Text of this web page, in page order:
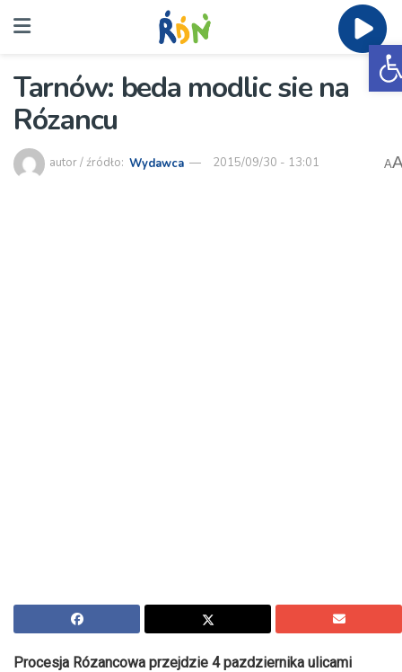
Tarnów: beda modlic sie na
Rózancu
autor / źródło: Wydawca 2015/09/30 - 13:01 A
Procesja Rózancowa przejdzie 4 pazdziernika ulicami